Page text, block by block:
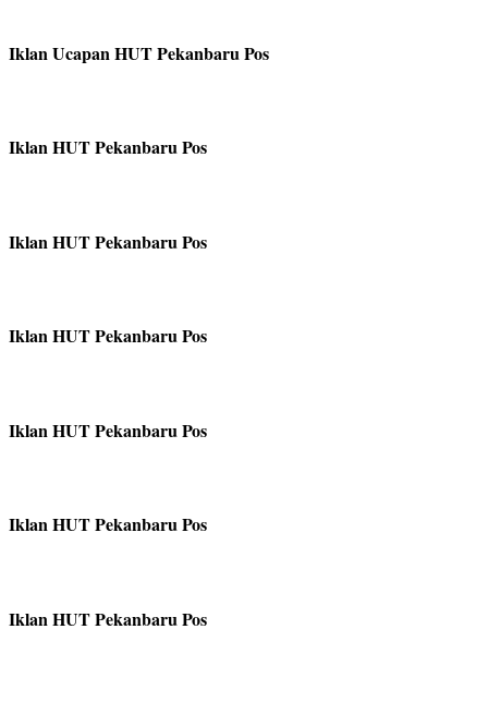
Iklan Ucapan HUT Pekanbaru Pos
Iklan HUT Pekanbaru Pos
Iklan HUT Pekanbaru Pos
Iklan HUT Pekanbaru Pos
Iklan HUT Pekanbaru Pos
Iklan HUT Pekanbaru Pos
Iklan HUT Pekanbaru Pos